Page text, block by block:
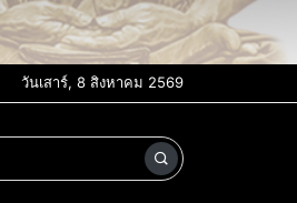
วันเสาร์, 8 สิงหาคม 2569